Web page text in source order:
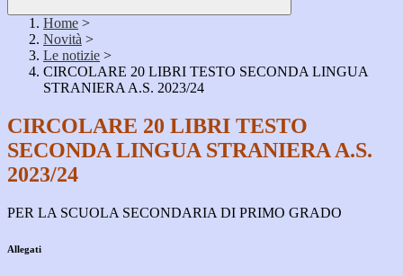
Home >
Novità >
Le notizie >
CIRCOLARE 20 LIBRI TESTO SECONDA LINGUA
STRANIERA A.S. 2023/24
CIRCOLARE 20 LIBRI TESTO
SECONDA LINGUA STRANIERA A.S.
2023/24
PER LA SCUOLA SECONDARIA DI PRIMO GRADO
Allegati